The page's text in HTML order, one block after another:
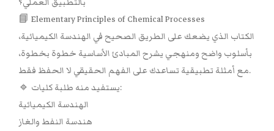
📘 Elementary Principles of Chemical Processes
الكتاب الذي يضعك على الطريق الصحيح في الهندسة الكيميائية،
بأسلوب واضح ومنهجي يشرح المبادئ الأساسية خطوة بخطوة،
مع أمثلة تطبيقية تساعدك على الفهم الحقيقي لا الحفظ فقط.
🔹 يستفيد منه طلبة كليات:
الهندسة الكيميائية
هندسة النفط والغاز